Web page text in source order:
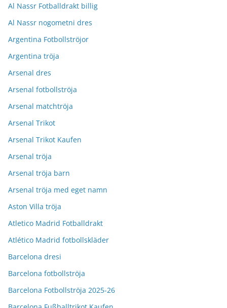
Al Nassr Fotballdrakt billig
Al Nassr nogometni dres
Argentina Fotbollströjor
Argentina tröja
Arsenal dres
Arsenal fotbollströja
Arsenal matchtröja
Arsenal Trikot
Arsenal Trikot Kaufen
Arsenal tröja
Arsenal tröja barn
Arsenal tröja med eget namn
Aston Villa tröja
Atletico Madrid Fotballdrakt
Atlético Madrid fotbollskläder
Barcelona dresi
Barcelona fotbollströja
Barcelona Fotbollströja 2025-26